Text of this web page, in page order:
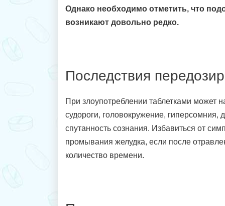
Однако необходимо отметить, что
возникают довольно редко.
Последствия
При злоупотреблении таблетками может
судороги, головокружение, гиперсомния,
спутанность сознания. Избавиться от
промывания желудка, если после
количество времени.